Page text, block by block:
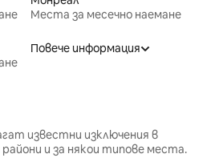
Места за месечно наемане
Повече информация
известни изключения в
и за някои типове места.